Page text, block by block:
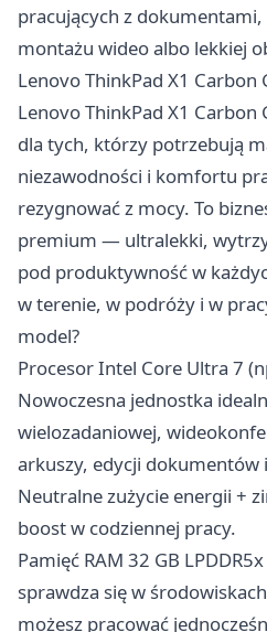
pracujących z
montażu wideo albo lekkiej
Lenovo ThinkPad X1 Carbon
Lenovo ThinkPad X1
dla tych, którzy potrzebują
niezawodności i komfortu
rezygnować z mocy. To
premium — ultralekki,
pod produktywność w
w terenie, w podróży i w
model?
Procesor Intel Core Ultra 7
Nowoczesna jednostka
wielozadaniowej,
arkuszy, edycji dokumentów
Neutralne zużycie energii +
boost w codziennej pracy.
Pamięć RAM 32 GB
sprawdza się w
możesz pracować